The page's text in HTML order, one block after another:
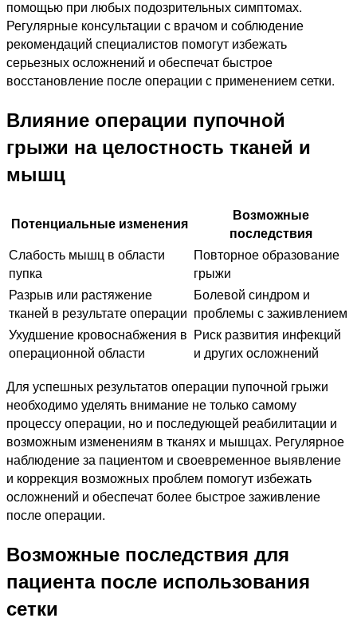
помощью при любых подозрительных симптомах.
Регулярные консультации с врачом и соблюдение
рекомендаций специалистов помогут избежать
серьезных осложнений и обеспечат быстрое
восстановление после операции с применением сетки.
Влияние операции пупочной
грыжи на целостность тканей и
мышц
Потенциальные изменения
Возможные
последствия
Слабость мышц в области
пупка
Повторное образование
грыжи
Разрыв или растяжение
тканей в результате операции
Болевой синдром и
проблемы с заживлением
Ухудшение кровоснабжения в
операционной области
Риск развития инфекций
и других осложнений
Для успешных результатов операции пупочной грыжи
необходимо уделять внимание не только самому
процессу операции, но и последующей реабилитации и
возможным изменениям в тканях и мышцах. Регулярное
наблюдение за пациентом и своевременное выявление
и коррекция возможных проблем помогут избежать
осложнений и обеспечат более быстрое заживление
после операции.
Возможные последствия для
пациента после использования
сетки